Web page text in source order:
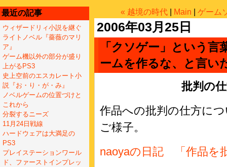
最近の記事
ウィザードリィ小説を継ぐ
ライトノベル『薔薇のマリ
ア』
ゲーム機以外の部分が盛り
上がるPS3
史上空前のエスカレート小
説『お・り・が・み』
ノベルゲームの位置づけと
これから
分裂するニーズ
11月24日戦線
ハードウェアは大満足の
PS3
プレイステーションワール
ド、ファーストインプレッ
« 越境の時代| Main ゲーム
2006年03月25日
「クソゲー」という
ームを作るな、と言い
批判の
作品への批判の仕方に
ご様子。
naoyaの日記 「作品を